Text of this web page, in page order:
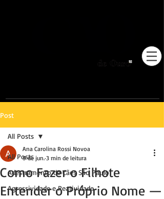
Post
All Posts
Adestramento de Cães São Paulo
Agressividade e Reatividade
All Posts
Como Fazer o Filhote
Entender o Próprio Nome —
Ana Carolina Rossi Novoa
9 de jun. 3 min de leitura